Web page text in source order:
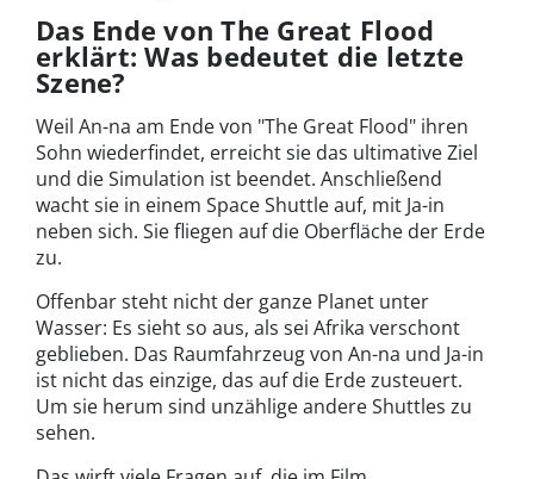
Das Ende von The Great Flood
erklärt: Was bedeutet die letzte
Szene?
Weil An-na am Ende von "The Great Flood" ihren
Sohn wiederfindet, erreicht sie das ultimative Ziel
und die Simulation ist beendet. Anschließend
wacht sie in einem Space Shuttle auf, mit Ja-in
neben sich. Sie fliegen auf die Oberfläche der Erde
zu.
Offenbar steht nicht der ganze Planet unter
Wasser: Es sieht so aus, als sei Afrika verschont
geblieben. Das Raumfahrzeug von An-na und Ja-in
ist nicht das einzige, das auf die Erde zusteuert.
Um sie herum sind unzählige andere Shuttles zu
sehen.